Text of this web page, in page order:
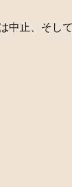
中止、そし